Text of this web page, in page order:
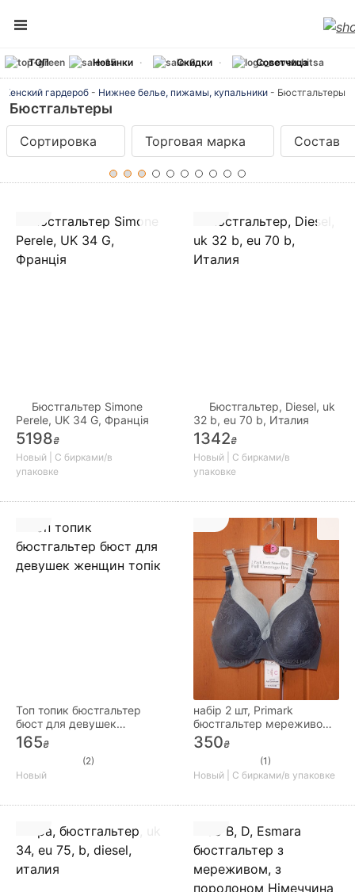
ТОП Новинки Скидки Советчица
Женский гардероб - Нижнее белье, пижамы, купальники - Бюстгальтеры
Бюстгальтеры
Сортировка Торговая марка Состав
Бюстгальтер Simone
Perele, UK 34 G, Франція
5198₴
Новый | С бирками/в
упаковке
Бюстгальтер, Diesel, uk
32 b, eu 70 b, Италия
1342₴
Новый | С бирками/в
упаковке
Топ топик бюстгальтер
бюст для девушек
женщин топік
165₴
(2)
Новый
набір 2 шт, Primark
бюстгальтер мереживо
поролон на кісточках
350₴
(1)
Новый | С бирками/в упаковке